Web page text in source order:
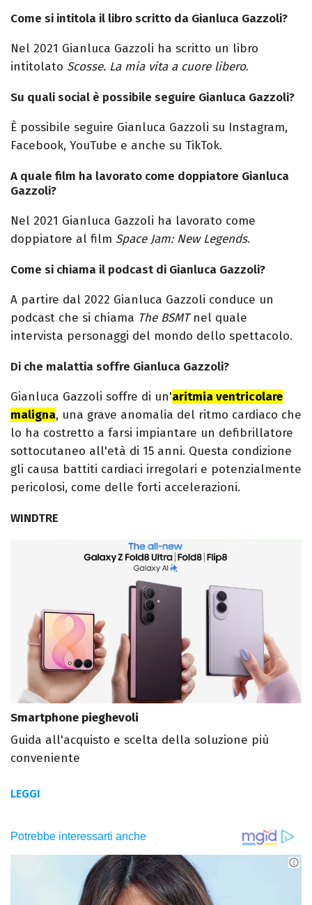
Come si intitola il libro scritto da Gianluca Gazzoli?
Nel 2021 Gianluca Gazzoli ha scritto un libro
intitolato Scosse. La mia vita a cuore libero.
Su quali social è possibile seguire Gianluca Gazzoli?
È possibile seguire Gianluca Gazzoli su Instagram,
Facebook, YouTube e anche su TikTok.
A quale film ha lavorato come doppiatore Gianluca
Gazzoli?
Nel 2021 Gianluca Gazzoli ha lavorato come
doppiatore al film Space Jam: NewLegends.
Come si chiama il podcast di Gianluca Gazzoli?
A partire dal 2022 Gianluca Gazzoli conduce un
podcast che si chiama The BSMTnel quale
intervista personaggi del mondo dello spettacolo.
Di che malattia soffre Gianluca Gazzoli?
Gianluca Gazzoli soffre di un'aritmia ventricolare
maligna, una grave anomalia del ritmo cardiaco che
lo ha costretto a farsi impiantare un defibrillatore
sottocutaneo all'età di 15 anni. Questa condizione
gli causa battiti cardiaci irregolari e potenzialmente
pericolosi, come delle forti accelerazioni.
WINDTRE
Smartphone pieghevoli
Guida all'acquisto e scelta della soluzione più
conveniente
LEGGI